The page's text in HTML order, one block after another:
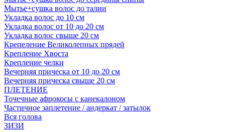
Мытье+сушка волос до талии
Укладка волос до 10 см
Укладка волос от 10 до 20 см
Укладка волос свыше 20 см
Крепеление Великолепных прядей
Крепление Хвоста
Крепление челки
Вечерняя прическа от 10 до 20 см
Вечерняя прическа свыше 20 см
ПЛЕТЕНИЕ
Точечные афрокосы с канекалоном
Частичное заплетение / андеркат / затылок
Вся голова
ЗИЗИ